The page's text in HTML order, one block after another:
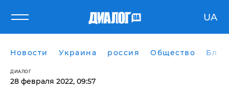
UA
Новости Украина россия Общество
ДИАЛОГ
28 февраля 2022, 09:57